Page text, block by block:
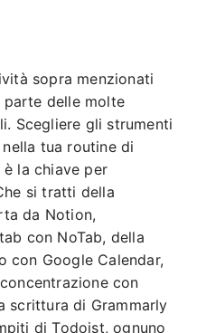
sopra menzionati
parte delle molte
Scegliere gli strumenti
tua routine di
la chiave per
si tratti della
da Notion,
con NoTab, della
con Google Calendar,
con
scrittura di Grammarly
di Todoist, ognuno